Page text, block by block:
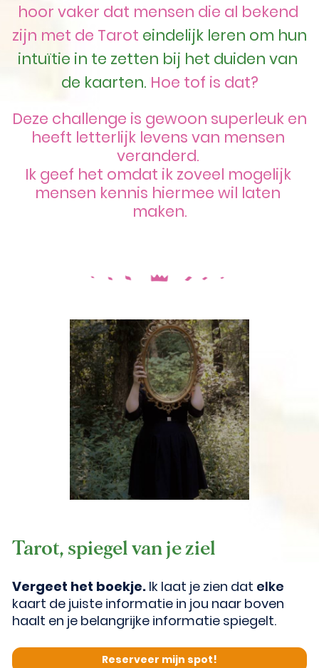
hoor vaker dat mensen die al bekend
zijn met de Tarot eindelijk leren om hun
intuïtie in te zetten bij het duiden van
de kaarten. Hoe tof is dat?
Deze challenge is gewoon superleuk en
heeft letterlijk levens van mensen
veranderd.
Ik geef het omdat ik zoveel mogelijk
mensen kennis hiermee wil laten
maken.
Tarot, spiegel van je ziel
Vergeet het boekje. Ik laat je zien dat elke
kaart de juiste informatie in jou naar boven
haalt en je belangrijke informatie spiegelt.
Reserveer mijn spot!